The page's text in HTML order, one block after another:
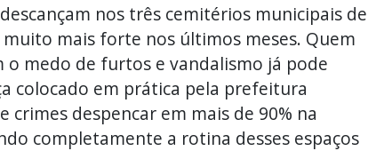
nos três cemitérios municipais de
mais forte nos últimos meses. Quem
o medo de furtos e vandalismo já pode
colocado em prática pela prefeitura
despencar em mais de 90% na
completamente a rotina desses espaços